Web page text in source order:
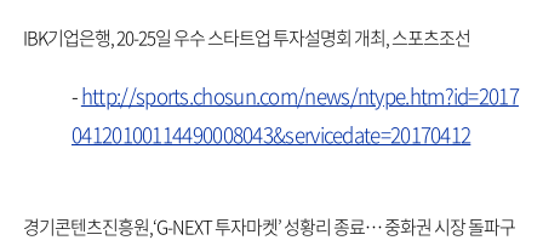
IBK기업은행, 20-25일 우수 스타트업 투자설명회 개최, 스포츠조선
-http://sports.chosun.com/news/ntype.htm?id=2017
04120100114490008043&servicedate=20170412
경기콘텐츠진흥원,‘G-NEXT 투자마켓’ 성황리 종료… 중화권 시장 돌파구